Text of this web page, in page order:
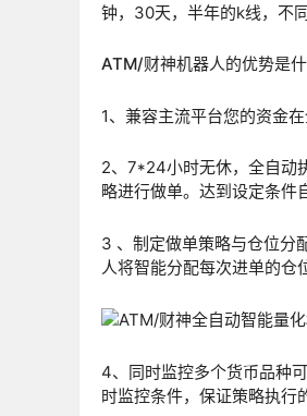
钟，30天，半年的k线，不
ATM/财神机器人的优势是什
1、兼容主流平台您的资金
2、7*24小时无休，全自动
略进行做单。达到设定条件
3 、制定做单策略与仓位分
人将智能分配每次进单的仓
4、同时监控多个货币品种
时监控条件，保证策略执行